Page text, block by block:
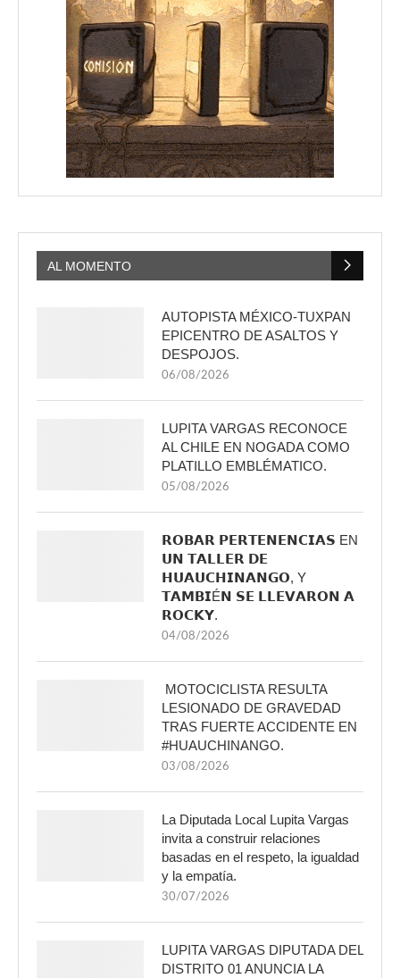
AL MOMENTO
AUTOPISTA MÉXICO-TUXPAN
EPICENTRO DE ASALTOS Y
DESPOJOS.
06/08/2026
LUPITA VARGAS RECONOCE
AL CHILE EN NOGADA COMO
PLATILLO EMBLÉMATICO.
05/08/2026
𝗥𝗢𝗕𝗔𝗥 𝗣𝗘𝗥𝗧𝗘𝗡𝗘𝗡𝗖𝗜𝗔𝗦 EN
𝗨𝗡 𝗧𝗔𝗟𝗟𝗘𝗥 𝗗𝗘
𝗛𝗨𝗔𝗨𝗖𝗛𝗜𝗡𝗔𝗡𝗚𝗢, Y
𝗧𝗔𝗠𝗕𝗜É𝗡 𝗦𝗘 𝗟𝗟𝗘𝗩𝗔𝗥𝗢𝗡 𝗔
𝗥𝗢𝗖𝗞𝗬.
04/08/2026
MOTOCICLISTA RESULTA
LESIONADO DE GRAVEDAD
TRAS FUERTE ACCIDENTE EN
#HUAUCHINANGO.
03/08/2026
La Diputada Local Lupita Vargas
invita a construir relaciones
basadas en el respeto, la igualdad
y la empatía.
30/07/2026
LUPITA VARGAS DIPUTADA DEL
DISTRITO 01 ANUNCIA LA